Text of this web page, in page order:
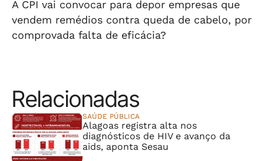
A CPI vai convocar para depor empresas que
vendem remédios contra queda de cabelo, por
comprovada falta de eficácia?
Relacionadas
SAÚDE PÚBLICA
Alagoas registra alta nos
diagnósticos de HIV e avanço da
aids, aponta Sesau